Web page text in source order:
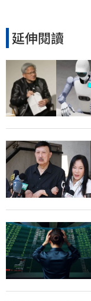
延伸閱讀